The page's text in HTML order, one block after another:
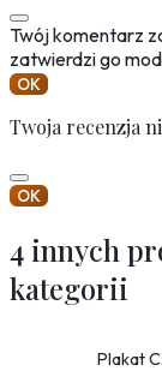
Twój komentarz
zatwierdzi go
OK
Twoja recenzja
OK
4 innych
kategorii
Plakat